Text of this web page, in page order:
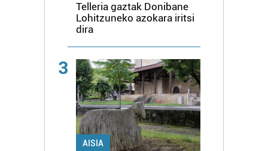
Telleria gaztak Donibane
Lohitzuneko azokara iritsi
dira
3
AISIA